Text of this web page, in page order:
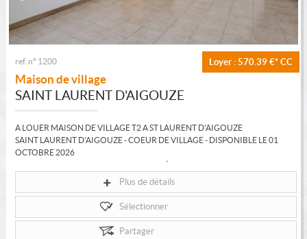
Loyer : 570.39 €* CC
ref. n° 1200
Maison de village
SAINT LAURENT D'AIGOUZE
A LOUER MAISON DE VILLAGE T2 A ST LAURENT D'AIGOUZE
SAINT LAURENT D'AIGOUZE - COEUR DE VILLAGE - DISPONIBLE LE 01
OCTOBRE 2026
Jolie maison de village rénovée de 47,25 M² habitables comprenant en...
Plus de détails
Sélectionner
Partager